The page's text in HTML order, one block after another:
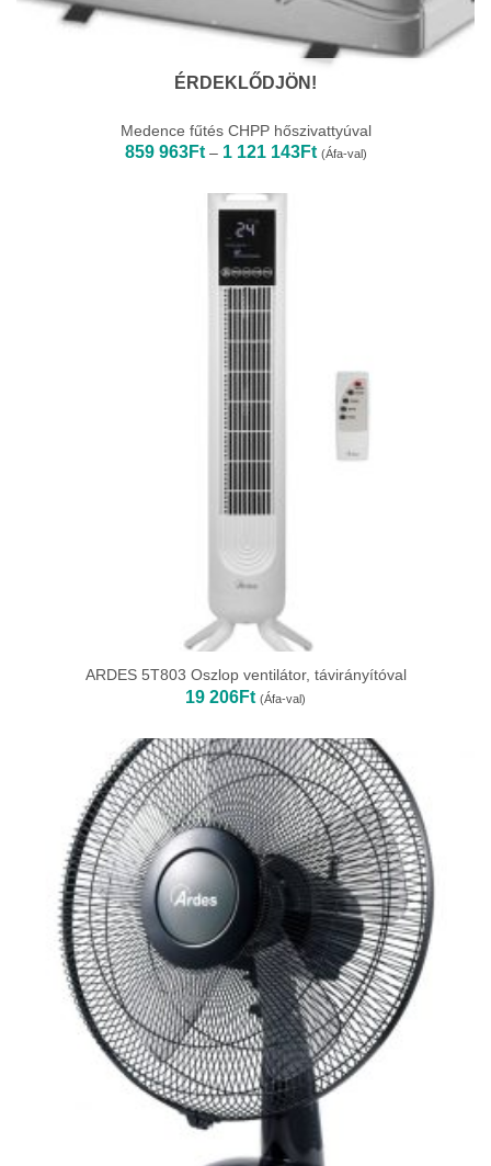
ÉRDEKLŐDJÖN!
Medence fűtés CHPP hőszivattyúval
859 963Ft – 1 121 143FtÁrtartomány:
859
(Áfa-val)
ARDES 5T803 Oszlop ventilátor, távirányítóval
19 206Ft (Áfa-val)